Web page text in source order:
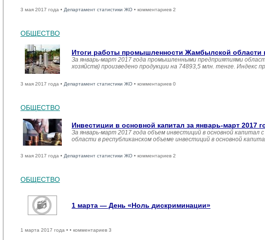
3 мая 2017 года • Департамент статистики ЖО • комментариев 2
ОБЩЕСТВО
Итоги работы промышленности Жамбылской области
За январь-март 2017 года промышленными предприятиями
хозяйств) произведено продукции на 74893,5 млн. тенге. Индекс
3 мая 2017 года • Департамент статистики ЖО • комментариев 0
ОБЩЕСТВО
Инвестиции в основной капитал за январь-март 2017
За январь-март 2017 года объем инвестиций в основной капитал
области в республиканском объеме инвестиций в основной
3 мая 2017 года • Департамент статистики ЖО • комментариев 2
ОБЩЕСТВО
1 марта — День «Ноль дискриминации»
1 марта 2017 года • • комментариев 3